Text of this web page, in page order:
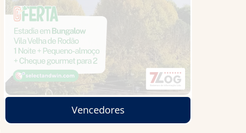
Vencedores